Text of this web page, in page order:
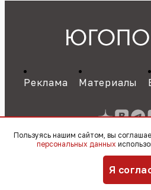
Реклама Материалы
Пользуясь нашим сайтом, вы
персональных данных
Я